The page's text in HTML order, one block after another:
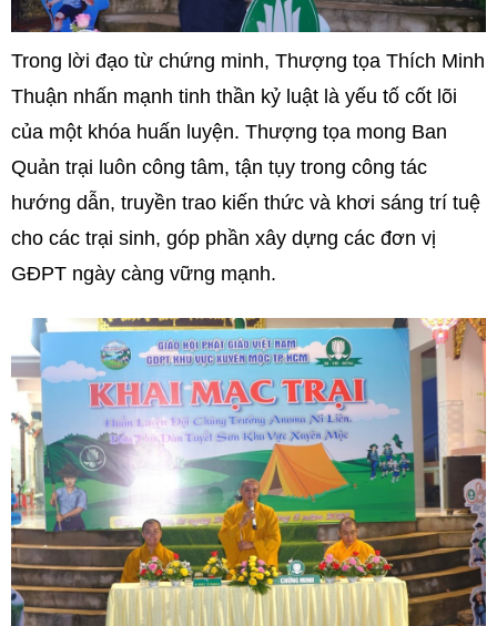
Trong lời đạo từ chứng minh, Thượng tọa Thích Minh
Thuận nhấn mạnh tinh thần kỷ luật là yếu tố cốt lõi
của một khóa huấn luyện. Thượng tọa mong Ban
Quản trại luôn công tâm, tận tụy trong công tác
hướng dẫn, truyền trao kiến thức và khơi sáng trí tuệ
cho các trại sinh, góp phần xây dựng các đơn vị
GĐPT ngày càng vững mạnh.